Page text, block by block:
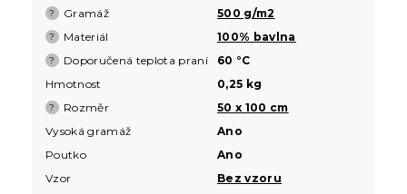
? Gramáž 500 g/m2
? Materiál 100% bavlna
? Doporučená teplota praní
60 °C
Hmotnost
0,25 kg
? Rozměr
50 x 100 cm
Vysoká gramáž
Ano
Poutko
Ano
Vzor
Bez vzoru